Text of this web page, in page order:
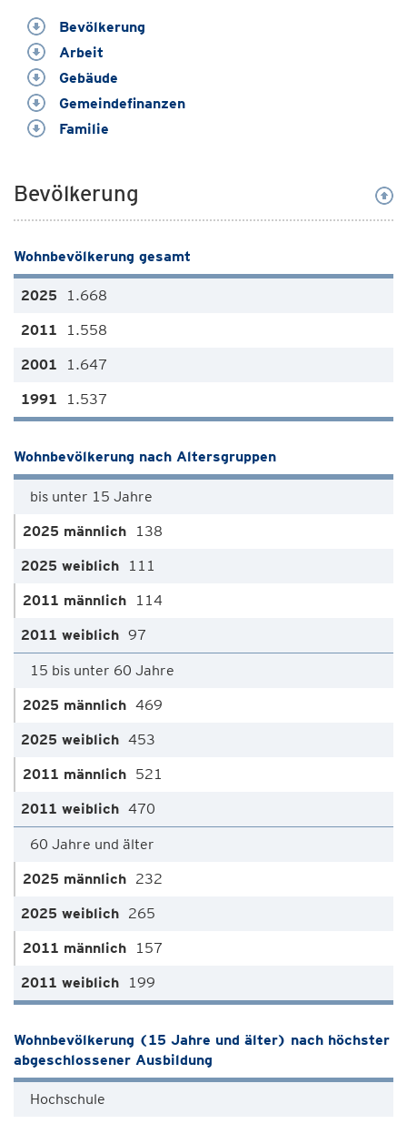
Bevölkerung
Arbeit
Gebäude
Gemeindefinanzen
Familie
Bevölkerung
Wohnbevölkerung gesamt
1.668
1.558
1.647
1.537
Wohnbevölkerung nach Altersgruppen
bis unter 15 Jahre
138
111
114
97
15 bis unter 60 Jahre
469
453
521
470
60 Jahre und älter
232
265
157
199
Wohnbevölkerung (15 Jahre und älter) nach höchster
abgeschlossener Ausbildung
Hochschule